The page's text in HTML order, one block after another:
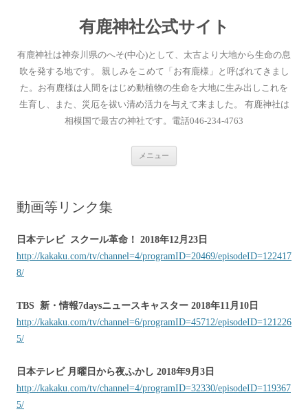
有鹿神社公式サイト
有鹿神社は神奈川県のへそ(中心)として、太古より大地から生命の息
吹を発する地です。 親しみをこめて「お有鹿様」と呼ばれてきまし
た。お有鹿様は人間をはじめ動植物の生命を大地に生み出しこれを
生育し、また、災厄を祓い清め活力を与えて来ました。 有鹿神社は
相模国で最古の神社です。電話046-234-4763
メニュー
プ
動画等リンク集
日本テレビ スクール革命！ 2018年12月23日
http://kakaku.com/tv/channel=4/programID=20469/episodeID=122417
8/
TBS 新・情報7daysニュースキャスター 2018年11月10日
http://kakaku.com/tv/channel=6/programID=45712/episodeID=121226
5/
日本テレビ 月曜日から夜ふかし 2018年9月3日
http://kakaku.com/tv/channel=4/programID=32330/episodeID=119367
5/